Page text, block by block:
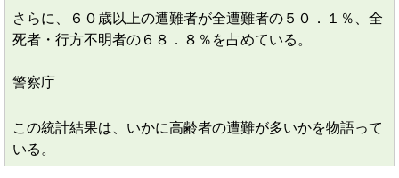
さらに、６０歳以上の遭難者が全遭難者の５０．１％、全
死者・行方不明者の６８．８％を占めている。
警察庁
この統計結果は、いかに高齢者の遭難が多いかを物語って
いる。